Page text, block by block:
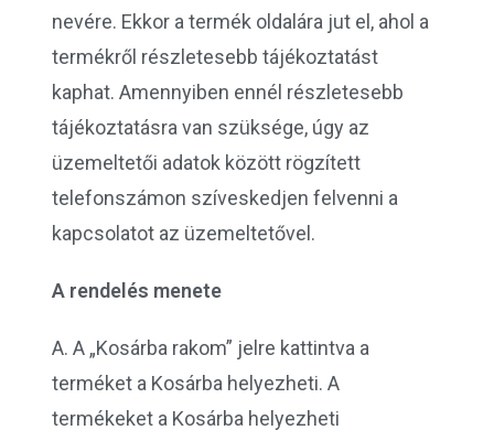
nevére. Ekkor a termék oldalára jut el, ahol a
termékről részletesebb tájékoztatást
kaphat. Amennyiben ennél részletesebb
tájékoztatásra van szüksége, úgy az
üzemeltetői adatok között rögzített
telefonszámon szíveskedjen felvenni a
kapcsolatot az üzemeltetővel.
A rendelés menete
A. A „Kosárba rakom” jelre kattintva a
terméket a Kosárba helyezheti. A
termékeket a Kosárba helyezheti